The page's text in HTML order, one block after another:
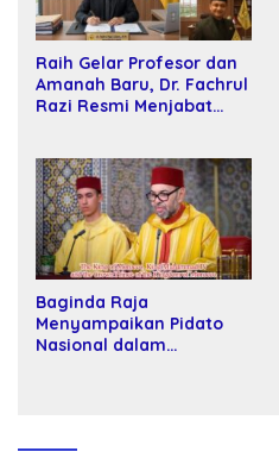
Raih Gelar Profesor dan
Amanah Baru, Dr. Fachrul
Razi Resmi Menjabat
Baginda Raja
Menyampaikan Pidato
Nasional dalam